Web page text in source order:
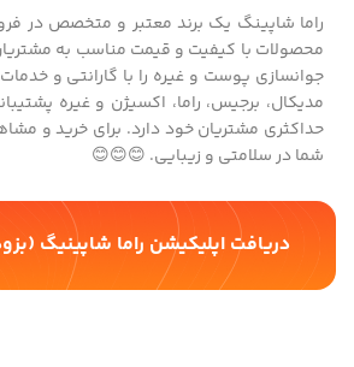
راما شاپینگ یک برند معتبر و متخصص در
محصولات با کیفیت و قیمت مناسب به مشتریان
جوانسازی پوست و غیره را با گارانتی و
مدیکال، برجیس، راما، اکسیژن و غیره
حداکثری مشتریان خود دارد. برای خرید و
شما در سلامتی و زیبایی. 😊😊😊
دریافت اپلیکیشن راما شاپینیگ